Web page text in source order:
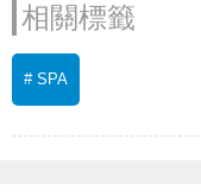
相關標籤
# SPA